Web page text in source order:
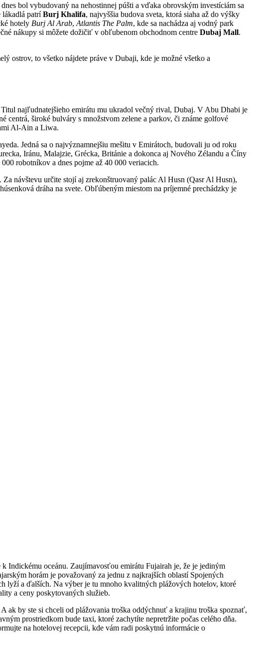
bol vybudovaný na nehostinnej púšti a vďaka obrovským investíciám sa
lákadlá patríBurj Khalifa, najvyššia budova sveta, ktorá siaha až do výšky
hotely Burj Al Arab, Atlantis The Palm, kde sa nachádza aj vodný park
nákupy si môžete dožičiť v obľubenom obchodnom centre Dubaj Mall.
ostrov, to všetko nájdete práve v Dubaji, kde je možné všetko a
najľudnatejšieho emirátu mu ukradol večný rival, Dubaj. V Abu Dhabi je
široké bulváry s množstvom zelene a parkov, či známe golfové
Al-Ain a Liwa.
Jedná sa o najvýznamnejšiu mešitu v Emirátoch, budovali ju od roku
Iránu, Malajzie, Grécka, Británie a dokonca aj Nového Zélandu a Číny
robotníkov a dnes pojme až 40 000 veriacich.
návštevu určite stojí aj zrekonštruovaný palác Al Husn (Qasr Al Husn),
dráha na svete. Obľúbeným miestom na príjemné prechádzky je
Indickému oceánu. Zaujímavosťou emirátu Fujairah je, že je jediným
horám je považovaný za jednu z najkrajších oblastí Spojených
lyží a ďalších. Na výber je tu mnoho kvalitných plážových hotelov, ktoré
a ceny poskytovaných služieb.
by ste si chceli od plážovania troška oddýchnuť a krajinu troška spoznať,
prostriedkom bude taxi, ktoré zachytíte nepretržite počas celého dňa.
na hotelovej recepcii, kde vám radi poskytnú informácie o